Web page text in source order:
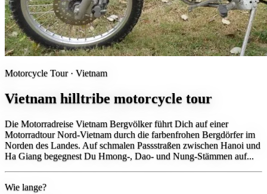
Motorcycle Tour · Vietnam
Vietnam hilltribe motorcycle tour
Die Motorradreise Vietnam Bergvölker führt Dich auf einer
Motorradtour Nord-Vietnam durch die farbenfrohen Bergdörfer im
Norden des Landes. Auf schmalen Passstraßen zwischen Hanoi und
Ha Giang begegnest Du Hmong-, Dao- und Nung-Stämmen auf...
Wie lange?